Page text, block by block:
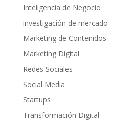
Inteligencia de Negocio
investigación de mercado
Marketing de Contenidos
Marketing Digital
Redes Sociales
Social Media
Startups
Transformación Digital